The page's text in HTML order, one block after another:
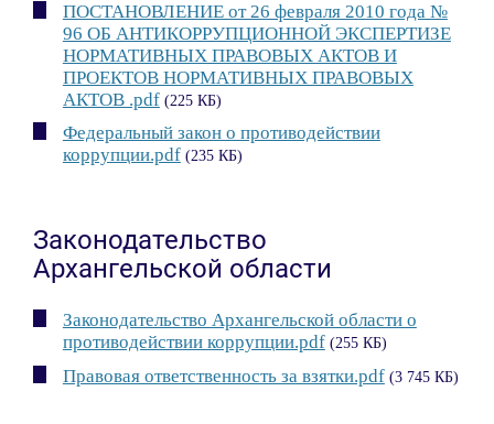
ПОСТАНОВЛЕНИЕ от 26 февраля 2010 года №
96 ОБ АНТИКОРРУПЦИОННОЙ ЭКСПЕРТИЗЕ
НОРМАТИВНЫХ ПРАВОВЫХ АКТОВ И
ПРОЕКТОВ НОРМАТИВНЫХ ПРАВОВЫХ
АКТОВ .pdf (225 КБ)
Федеральный закон о противодействии
коррупции.pdf (235 КБ)
Законодательство
Архангельской области
Законодательство Архангельской области о
противодействии коррупции.pdf (255 КБ)
Правовая ответственность за взятки.pdf (3 745 КБ)